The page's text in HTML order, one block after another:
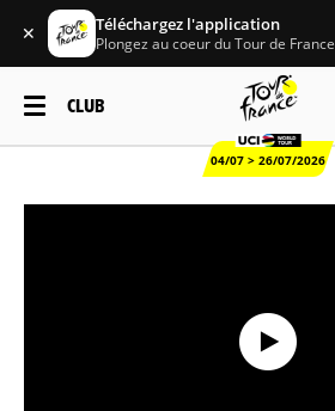
✕ Téléchargez l'application
Plongez au coeur du Tour de France
CLUB
04/07 > 26/07/2026